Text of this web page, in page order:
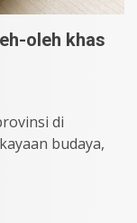
oleh khas
di
budaya,